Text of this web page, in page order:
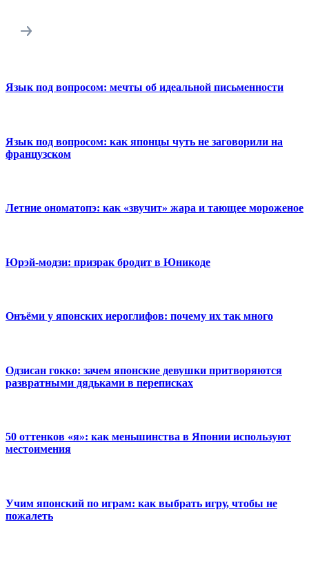
Язык под вопросом: мечты об идеальной письменности
Язык под вопросом: как японцы чуть не заговорили на
французском
Летние ономатопэ: как «звучит» жара и тающее мороженое
Юрэй-модзи: призрак бродит в Юникоде
Онъёми у японских иероглифов: почему их так много
Одзисан гокко: зачем японские девушки притворяются
развратными дядьками в переписках
50 оттенков «я»: как меньшинства в Японии используют
местоимения
Учим японский по играм: как выбрать игру, чтобы не
пожалеть